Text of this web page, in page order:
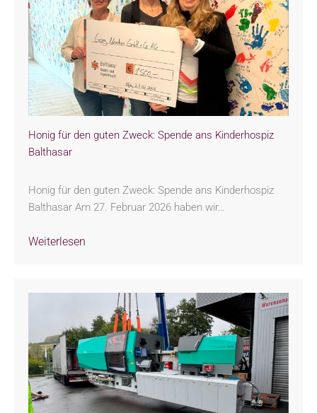
Honig für den guten Zweck: Spende ans Kinderhospiz
Balthasar
Honig für den guten Zweck: Spende ans Kinderhospiz
Balthasar Am 27. Februar 2026 haben wir…
Weiterlesen